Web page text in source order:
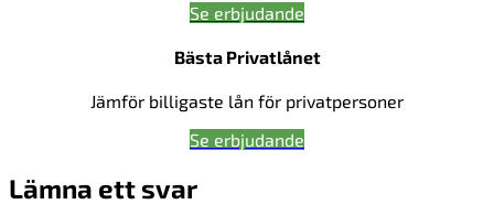
Se erbjudande
Bästa Privatlånet
Jämför billigaste lån för privatpersoner
Se erbjudande
Lämna ett svar